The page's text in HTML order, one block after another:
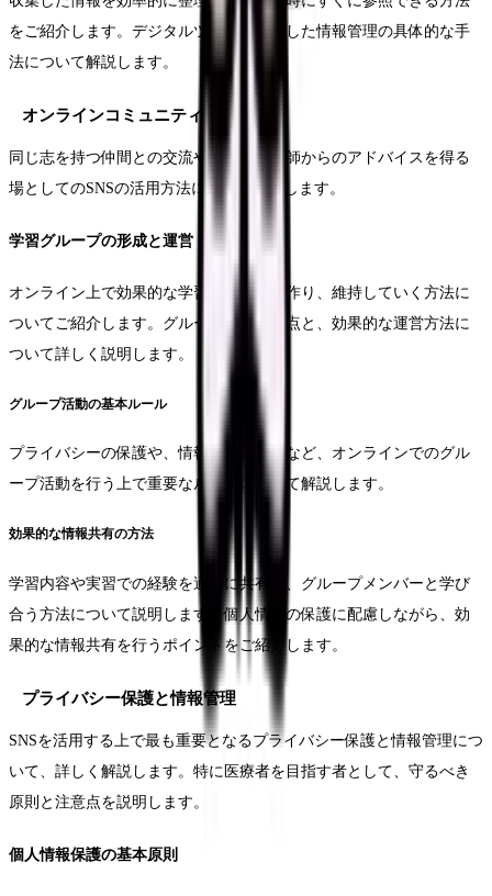
をご紹介します。デジタルツールを活用した情報管理の具体的な手
法について解説します。
オンラインコミュニティの活用
同じ志を持つ仲間との交流や、先輩看護師からのアドバイスを得る
場としてのSNSの活用方法について解説します。
学習グループの形成と運営
オンライン上で効果的な学習グループを作り、維持していく方法に
ついてご紹介します。グループ学習の利点と、効果的な運営方法に
ついて詳しく説明します。
グループ活動の基本ルール
プライバシーの保護や、情報共有の範囲など、オンラインでのグル
ープ活動を行う上で重要なルールについて解説します。
効果的な情報共有の方法
学習内容や実習での経験を適切に共有し、グループメンバーと学び
合う方法について説明します。個人情報の保護に配慮しながら、効
果的な情報共有を行うポイントをご紹介します。
プライバシー保護と情報管理
SNSを活用する上で最も重要となるプライバシー保護と情報管理につ
いて、詳しく解説します。特に医療者を目指す者として、守るべき
原則と注意点を説明します。
個人情報保護の基本原則